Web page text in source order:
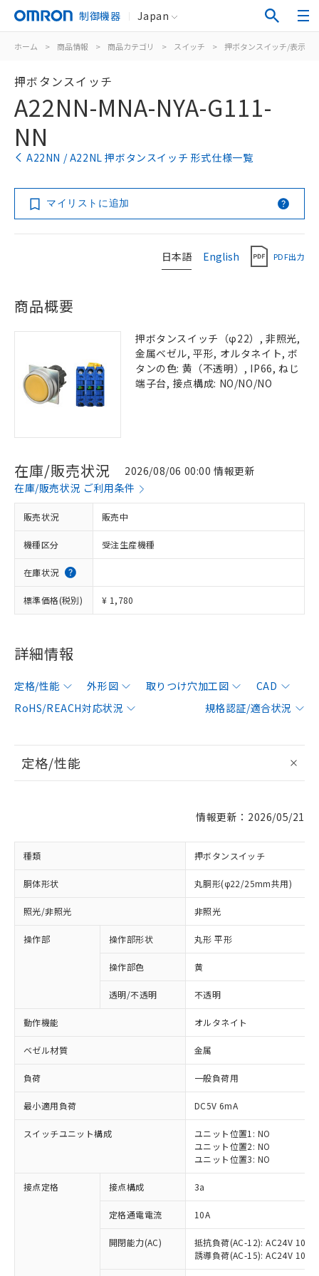
制御機器 Japan
ホーム > 商品情報 > 商品カテゴリ > スイッチ > 押ボタンスイッチ/表示灯
押ボタンスイッチ
A22NN-MNA-NYA-G111-
NN
A22NN / A22NL 押ボタンスイッチ 形式仕様一覧
マイリストに追加
日本語 English PDF出力
商品概要
押ボタンスイッチ（φ22）, 非照光,
金属ベゼル, 平形, オルタネイト, ボ
タンの色: 黄（不透明）, IP66, ねじ
端子台, 接点構成: NO/NO/NO
在庫/販売状況
2026/08/06 00:00 情報更新
在庫/販売状況 ご利用条件
販売状況 販売中
機種区分 受注生産機種
在庫状況
標準価格(税別) ¥ 1,780
詳細情報
定格/性能 外形図 取りつけ穴加工図
CAD
RoHS/REACH対応状況
規格認証/適合状況
定格/性能
情報更新：2026/05/21
種類 押ボタンスイッチ
胴体形状 丸胴形(φ22/25mm共用)
照光/非照光 非照光
操作部 操作部形状 丸形 平形
操作部色 黄
透明/不透明 不透明
動作機能 オルタネイト
ベゼル材質 金属
負荷 一般負荷用
最小適用負荷 DC5V 6mA
スイッチユニット構成
ユニット位置1: NO
ユニット位置2: NO
ユニット位置3: NO
接点定格 接点構成 3a
定格通電電流 10A
開閉能力(AC)
抵抗負荷(AC-12): AC24V 10A/
誘導負荷(AC-15): AC24V
※1 対応状況
対応済み：EU RoHS指令（10物質）の
非含有に対応した製品が提供可能な商品で
対応予定：EU RoHS指令（10物質）の非含